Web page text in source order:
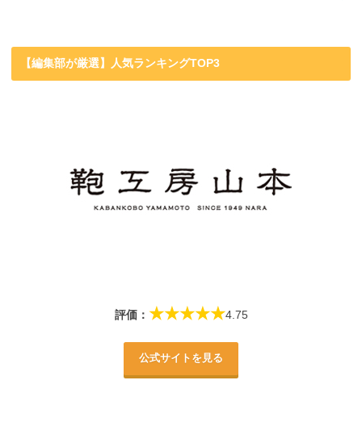
【編集部が厳選】人気ランキングTOP3
評価： ★★★★★4.75
公式サイトを見る